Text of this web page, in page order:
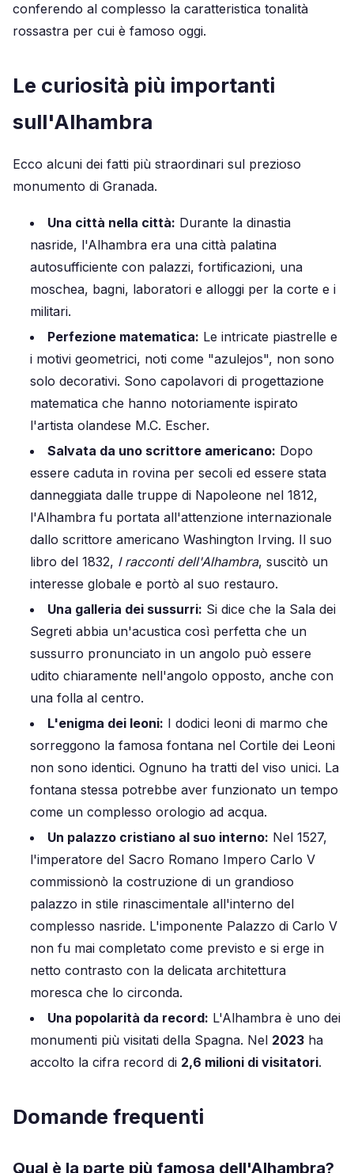
conferendo al complesso la caratteristica tonalità
rossastra per cui è famoso oggi.
Le curiosità più importanti
sull'Alhambra
Ecco alcuni dei fatti più straordinari sul prezioso
monumento di Granada.
Una città nella città: Durante la dinastia
nasride, l'Alhambra era una città palatina
autosufficiente con palazzi, fortificazioni, una
moschea, bagni, laboratori e alloggi per la corte e i
militari.
Perfezione matematica: Le intricate piastrelle e
i motivi geometrici, noti come "azulejos", non sono
solo decorativi. Sono capolavori di progettazione
matematica che hanno notoriamente ispirato
l'artista olandese M.C. Escher.
Salvata da uno scrittore americano: Dopo
essere caduta in rovina per secoli ed essere stata
danneggiata dalle truppe di Napoleone nel 1812,
l'Alhambra fu portata all'attenzione internazionale
dallo scrittore americano Washington Irving. Il suo
libro del 1832, I racconti dell'Alhambra, suscitò un
interesse globale e portò al suo restauro.
Una galleria dei sussurri: Si dice che la Sala dei
Segreti abbia un'acustica così perfetta che un
sussurro pronunciato in un angolo può essere
udito chiaramente nell'angolo opposto, anche con
una folla al centro.
L'enigma dei leoni: I dodici leoni di marmo che
sorreggono la famosa fontana nel Cortile dei Leoni
non sono identici. Ognuno ha tratti del viso unici. La
fontana stessa potrebbe aver funzionato un tempo
come un complesso orologio ad acqua.
Un palazzo cristiano al suo interno: Nel 1527,
l'imperatore del Sacro Romano Impero Carlo V
commissionò la costruzione di un grandioso
palazzo in stile rinascimentale all'interno del
complesso nasride. L'imponente Palazzo di Carlo V
non fu mai completato come previsto e si erge in
netto contrasto con la delicata architettura
moresca che lo circonda.
Una popolarità da record: L'Alhambra è uno dei
monumenti più visitati della Spagna. Nel 2023 ha
accolto la cifra record di 2,6 milioni di visitatori.
Domande frequenti
Qual è la parte più famosa dell'Alhambra?